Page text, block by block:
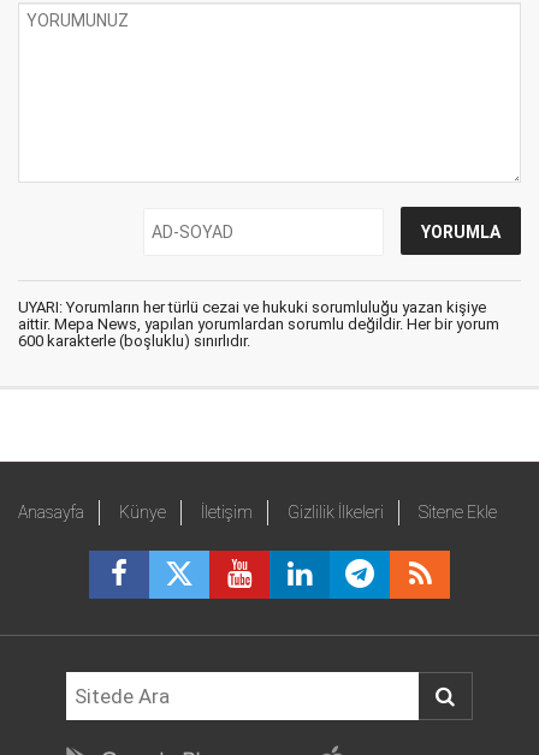
UYARI: Yorumların her türlü cezai ve hukuki sorumluluğu yazan kişiye
aittir. Mepa News, yapılan yorumlardan sorumlu değildir. Her bir yorum
600 karakterle (boşluklu) sınırlıdır.
Anasayfa Künye İletişim Gizlilik İlkeleri Sitene Ekle